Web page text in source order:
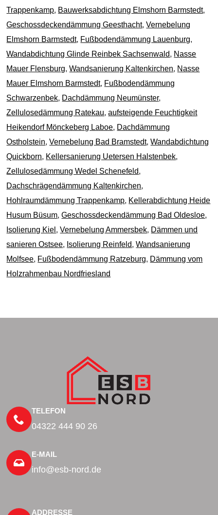
Trappenkamp, Bauwerksabdichtung Elmshorn Barmstedt,
Geschossdeckendämmung Geesthacht,Vernebelung
Elmshorn Barmstedt, Fußbodendämmung Lauenburg,
Wandabdichtung Glinde Reinbek Sachsenwald, Nasse
Mauer Flensburg,Wandsanierung Kaltenkirchen, Nasse
Mauer Elmshorn Barmstedt, Fußbodendämmung
Schwarzenbek, Dachdämmung Neumünster,
Zellulosedämmung Ratekau,aufsteigende Feuchtigkeit
Heikendorf Mönckeberg Laboe, Dachdämmung
Ostholstein,Vernebelung Bad Bramstedt,Wandabdichtung
Quickborn, Kellersanierung Uetersen Halstenbek,
Zellulosedämmung Wedel Schenefeld,
Dachschrägendämmung Kaltenkirchen,
Hohlraumdämmung Trappenkamp, Kellerabdichtung Heide
Husum Büsum,Geschossdeckendämmung Bad Oldesloe,
Isolierung Kiel ,Vernebelung Ammersbek, Dämmen und
sanieren Ostsee, Isolierung Reinfeld,Wandsanierung
Molfsee, Fußbodendämmung Ratzeburg, Dämmung vom
Holzrahmenbau Nordfriesland
TELEFON
04322 444 90 26
E-MAIL
info@esb-nord.de
ADDRESSE